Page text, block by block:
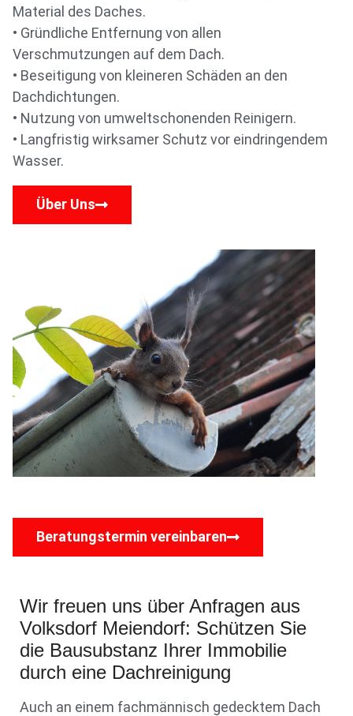
Material des Daches.
• Gründliche Entfernung von allen
Verschmutzungen auf dem Dach.
• Beseitigung von kleineren Schäden an den
Dachdichtungen.
• Nutzung von umweltschonenden Reinigern.
• Langfristig wirksamer Schutz vor eindringendem
Wasser.
Über Uns
Beratungstermin vereinbaren
Wir freuen uns über Anfragen aus
Volksdorf Meiendorf: Schützen Sie
die Bausubstanz Ihrer Immobilie
durch eine Dachreinigung
Auch an einem fachmännisch gedecktem Dach